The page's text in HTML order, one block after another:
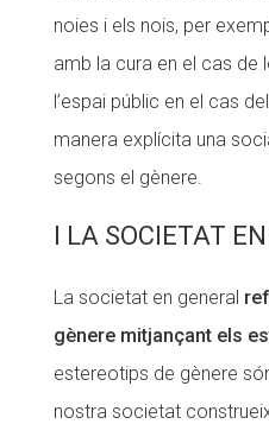
noies i els nois, per
amb la cura en el cas de
l’espai públic en el cas
manera explícita una
segons el gènere.
I LA SOCIETAT
La societat en general
gènere mitjançant els
estereotips de gènere
nostra societat